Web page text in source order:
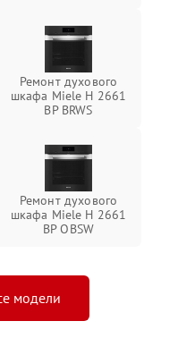
Ремонт духового
шкафа Miele H 2661
BP BRWS
Ремонт духового
шкафа Miele H 2661
BP OBSW
модели